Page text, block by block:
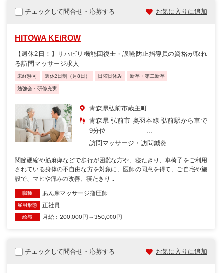
チェックして問合せ・応募する お気に入りに追加
HITOWA KEiROW
【週休2日！】リハビリ機能回復士・誤嚥防止指導員の資格が取れ
る訪問マッサージ求人
未経験可 週休2日制（月8日） 日曜日休み 新卒・第二新卒
勉強会・研修充実
青森県弘前市蔵主町
青森県 弘前市 奥羽本線 弘前駅から車で
9分位 ...
訪問マッサージ・訪問鍼灸
関節硬縮や筋麻痺などで歩行が困難な方や、寝たきり、車椅子をご利用
されている身体の不自由な方を対象に、医師の同意を得て、ご自宅や施
設で、マヒや痛みの改善、寝たきり...
職種 あん摩マッサージ指圧師
雇用形態 正社員
給与 月給：200,000円～350,000円
チェックして問合せ・応募する お気に入りに追加